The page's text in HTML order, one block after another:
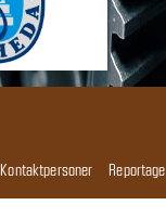
Kontaktpersoner Reportage